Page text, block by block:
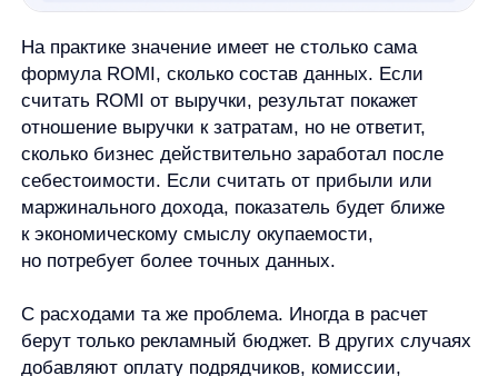
Какой результат используется: выручка,
Какие расходы входят в маркетинговые
инвестиции.
За какой период считается показатель.
Без этого ROMI превращается в убедительное
число, которое сложно объяснить и опасно
использовать для решений по бюджету.
Пример расчета ROMI
Допустим, компания запустила рекламную
на маркетинг 200 000 ₽. По выбранной методике
компания относит к кампании 600 000 ₽
маркетингового результата.